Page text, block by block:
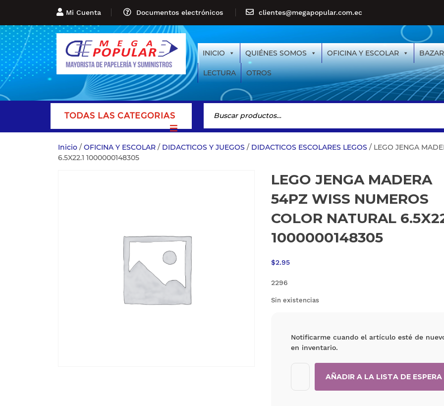
Mi Cuenta Documentos electrónicos clientes@megapopular.com.ec
INICIO QUIÉNES SOMOS OFICINA Y ESCOLAR BAZAR
LECTURA OTROS
TODAS LAS CATEGORIAS
Inicio / OFICINA Y ESCOLAR / DIDACTICOS Y JUEGOS / DIDACTICOS ESCOLARES LEGOS / LEGO JENGA
6.5X22.1 1000000148305
LEGO JENGA MADERA
54PZ WISS NUMEROS
COLOR NATURAL
1000000148305
$2.95
2296
Sin existencias
Notificarme cuando el artículo esté de
en inventario.